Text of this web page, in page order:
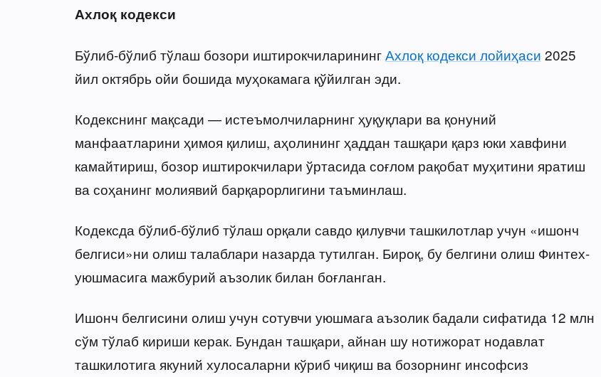
Ахлоқ кодекси
Бўлиб-бўлиб тўлаш бозори иштирокчиларинингАхлоқ кодекси лойиҳаси 2025
йил октябрь ойи бошида муҳокамага қўйилган эди.
Кодекснинг мақсади — истеъмолчиларнинг ҳуқуқлари ва қонуний
манфаатларини ҳимоя қилиш, аҳолининг ҳаддан ташқари қарз юки хавфини
камайтириш, бозор иштирокчилари ўртасида соғлом рақобат муҳитини яратиш
ва соҳанинг молиявий барқарорлигини таъминлаш.
Кодексда бўлиб-бўлиб тўлаш орқали савдо қилувчи ташкилотлар учун «ишонч
белгиси»ни олиш талаблари назарда тутилган. Бироқ, бу белгини олиш Финтех-
уюшмасига мажбурий аъзолик билан боғланган.
Ишонч белгисини олиш учун сотувчи уюшмага аъзолик бадали сифатида 12 млн
сўм тўлаб кириши керак. Бундан ташқари, айнан шу нотижорат нодавлат
ташкилотига якуний хулосаларни кўриб чиқиш ва бозорнинг инсофсиз